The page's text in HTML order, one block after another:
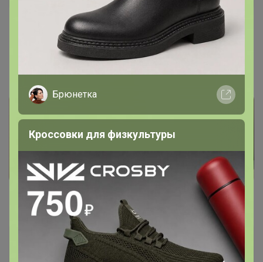
7 апреля, 2025 00:02
птичье молоко, да. закупка только что обновлена
птичье молоко
Великий магистр
Брюнетка
Кроссовки для физкультуры